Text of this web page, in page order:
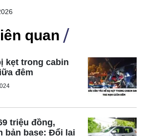
tối giản hóa giúp khoang cabin MG
rãi bất ngờ. Cụm điều khiển trung
tăng thêm sự thoáng đãng cho
quan
kẹt trong cabin
đêm
triệu đồng,
bản base: Đổi lại